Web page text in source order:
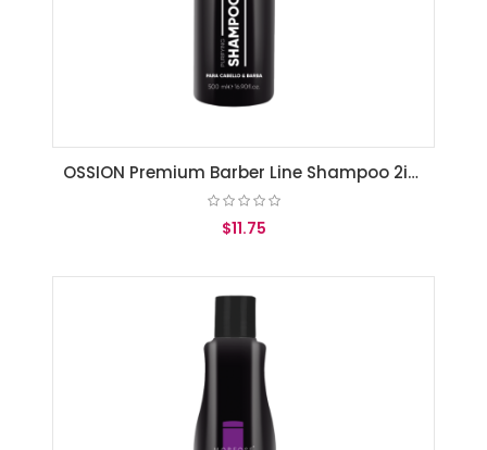
OSSION Premium Barber Line Shampoo 2in1 for Hair and Beard 500ml
$11.75
AGREGAR AL CARRITO